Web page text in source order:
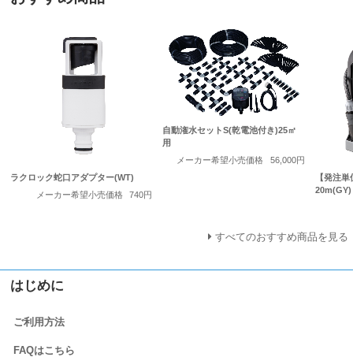
ラクロック蛇口アダプター(WT)
メーカー希望小売価格
740円
自動潅水セットS(乾電池付き)25㎡
用
メーカー希望小売価格
56,000円
【発注
20m(GY)
すべてのおすすめ商品を見る
はじめに
ご利用方法
FAQはこちら